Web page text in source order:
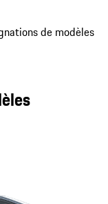
de modèles